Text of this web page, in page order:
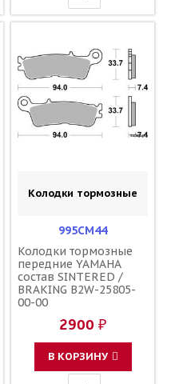
Колодки тормозные
995CM44
Колодки тормозные
передние YAMAHA
состав SINTERED /
BRAKING B2W-25805-
00-00
2900 ₽
В КОРЗИНУ